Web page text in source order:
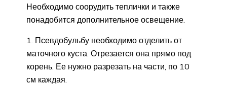
Необходимо соорудить теплички и также
понадобится дополнительное освещение.
Псевдобульбу необходимо отделить от
маточного куста. Отрезается она прямо под
корень. Ее нужно разрезать на части, по 10
см каждая.